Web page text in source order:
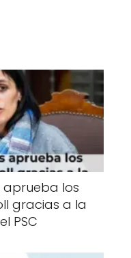
aprueba los
gracias a la
PSC